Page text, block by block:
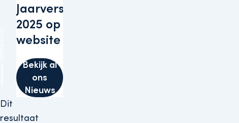
Dit
resultaat
Jaarverslagen
2025 op haar
website
Bekijk al
ons
Nieuws